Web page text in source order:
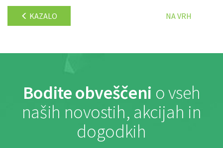
KAZALO NA VRH
Bodite obveščeni o vseh
naših novostih, akcijah in
dogodkih